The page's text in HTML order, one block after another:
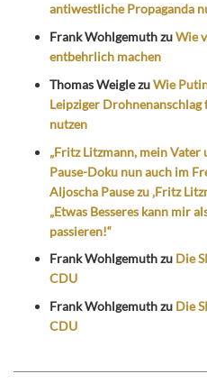
antiwestliche Propaganda
Frank WohlgemuthzuWie
entbehrlich machen
Thomas WeiglezuWie
Leipziger
nutzen
„Fritz Litzmann, mein Vater
Pause-Doku nun auch im
Aljoscha Pause zu ‚Fritz
„Etwas Besseres kann mir
passieren!“
Frank Wohlgemuthzu Die
CDU
Frank Wohlgemuthzu Die
CDU